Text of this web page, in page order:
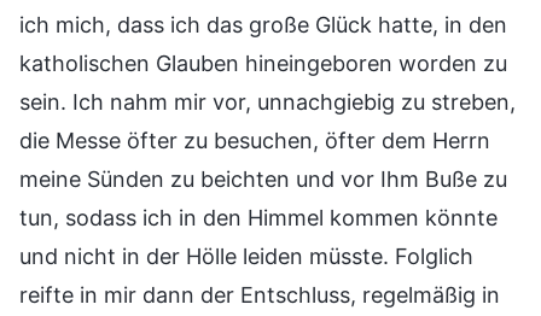
ich mich, dass ich das große Glück hatte, in den
katholischen Glauben hineingeboren worden zu
sein. Ich nahm mir vor, unnachgiebig zu streben,
die Messe öfter zu besuchen, öfter dem Herrn
meine Sünden zu beichten und vor Ihm Buße zu
tun, sodass ich in den Himmel kommen könnte
und nicht in der Hölle leiden müsste. Folglich
reifte in mir dann der Entschluss, regelmäßig in